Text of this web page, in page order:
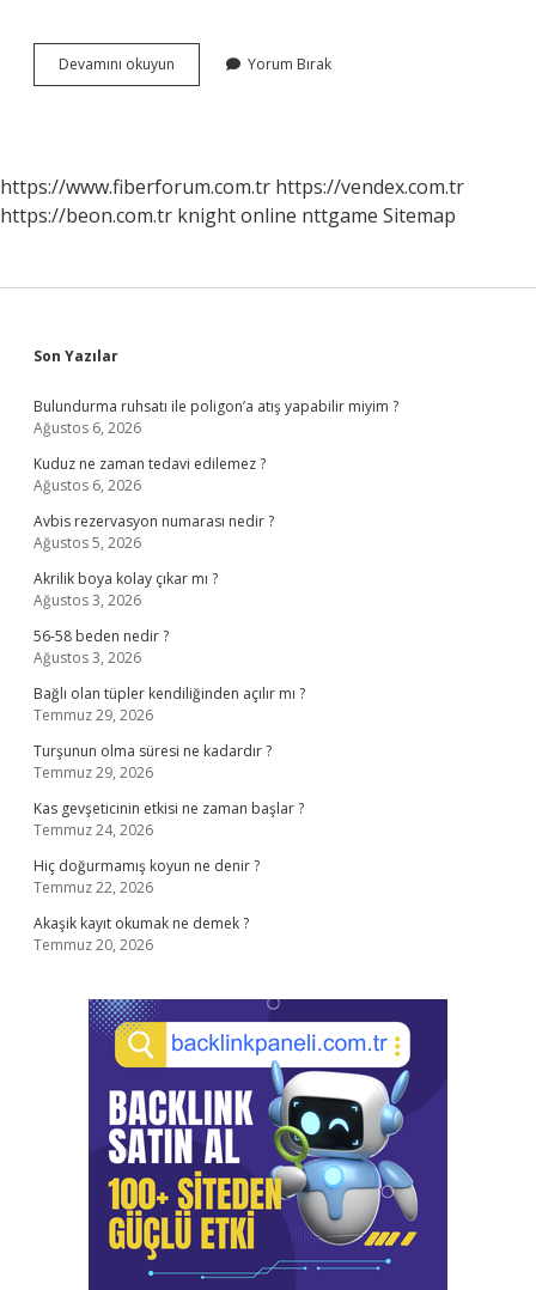
Devamını okuyun
Kulağı
Yorum Bırak
https://www.fiberforum.com.tr https://vendex.com.tr
https://beon.com.tr knight online nttgame Sitemap
Sidebar
Son Yazılar
Bulundurma ruhsatı ile poligon’a atış yapabilir miyim ?
Ağustos 6, 2026
Kuduz ne zaman tedavi edilemez ?
Ağustos 6, 2026
Avbis rezervasyon numarası nedir ?
Ağustos 5, 2026
Akrilik boya kolay çıkar mı ?
Ağustos 3, 2026
56-58 beden nedir ?
Ağustos 3, 2026
Bağlı olan tüpler kendiliğinden açılır mı ?
Temmuz 29, 2026
Turşunun olma süresi ne kadardır ?
Temmuz 29, 2026
Kas gevşeticinin etkisi ne zaman başlar ?
Temmuz 24, 2026
Hiç doğurmamış koyun ne denir ?
Temmuz 22, 2026
Akaşik kayıt okumak ne demek ?
Temmuz 20, 2026